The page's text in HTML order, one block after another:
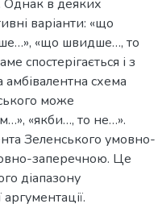
Однак в деяких
варіанти: «що
«що швидше…, то
спостерігається і з
схема
може
«якби…, то не…».
Зеленського умовно-
заперечною. Це
діапазону